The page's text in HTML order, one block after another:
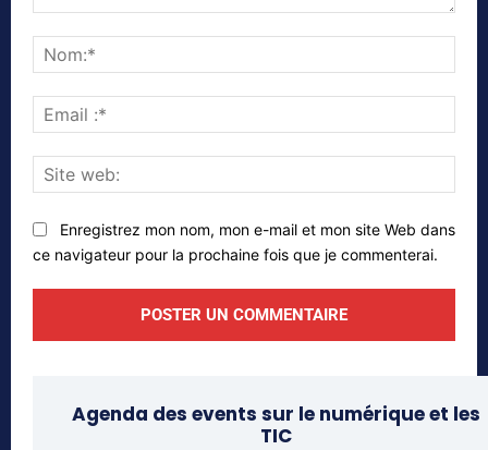
:*
web:
Enregistrez mon nom, mon e-mail et mon site Web dans
ce navigateur pour la prochaine fois que je commenterai.
Agenda des events sur le numérique et les
TIC